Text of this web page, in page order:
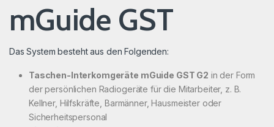
mGuide GST
Das System besteht aus den Folgenden:
Taschen-Interkomgeräte mGuide GST G2 in der Form
der persönlichen Radiogeräte für die Mitarbeiter, z. B.
Kellner, Hilfskräfte, Barmänner, Hausmeister oder
Sicherheitspersonal